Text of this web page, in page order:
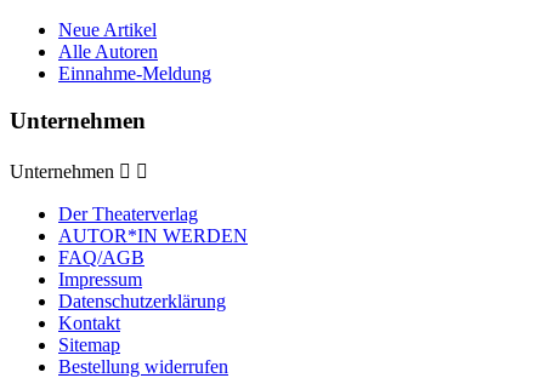
Neue Artikel
Alle Autoren
Einnahme-Meldung
Unternehmen
Unternehmen  
Der Theaterverlag
AUTOR*IN WERDEN
FAQ/AGB
Impressum
Datenschutzerklärung
Kontakt
Sitemap
Bestellung widerrufen